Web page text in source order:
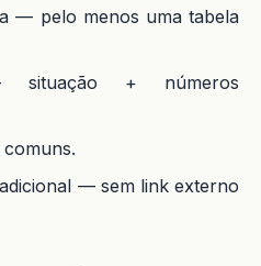
— pelo menos uma tabela
situação + números
— sem link externo